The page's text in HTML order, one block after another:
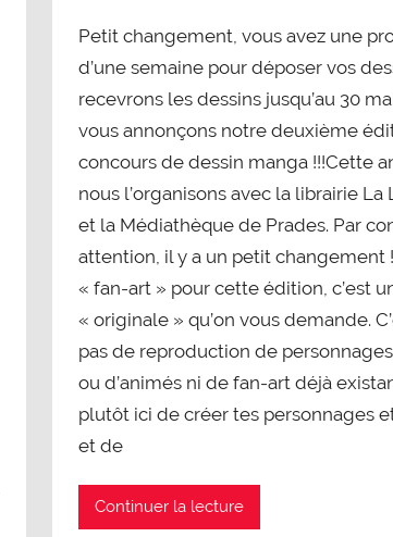
Petit changement, vous avez une
d’une semaine pour déposer vos
recevrons les dessins jusqu’au 30
vous annonçons notre deuxième
concours de dessin manga !!!Cette
nous l’organisons avec la librairie
et la Médiathèque de Prades. Par
attention, il y a un petit changement
« fan-art » pour cette édition, c’est
« originale » qu’on vous demande.
pas de reproduction de
ou d’animés ni de fan-art déjà
plutôt ici de créer tes personnages
et de
Continuer la lecture